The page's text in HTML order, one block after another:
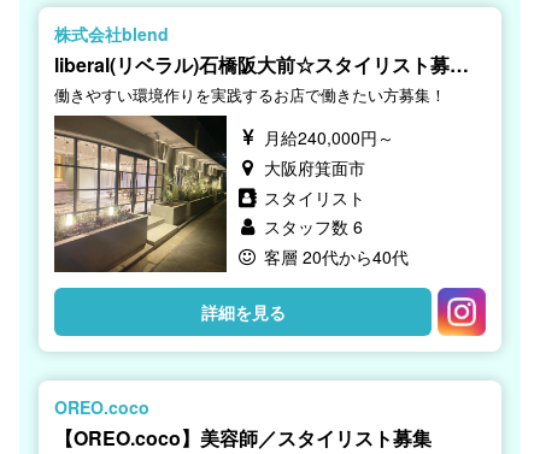
株式会社blend
liberal(リベラル)石橋阪大前☆スタイリスト募
集！
働きやすい環境作りを実践するお店で働きたい方募集！
月給240,000円～
大阪府箕面市
スタイリスト
スタッフ数 6
客層 20代から40代
詳細を見る
OREO.coco
【OREO.coco】美容師／スタイリスト募集